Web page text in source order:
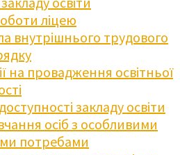
ліцею
внутрішнього трудового
на провадження освітньої
закладу освіти
осіб з особливими
потребами